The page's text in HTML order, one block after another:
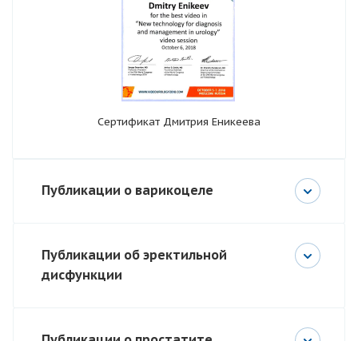
Сертификат Дмитрия Еникеева
Публикации о варикоцеле
Публикации об эректильной
дисфункции